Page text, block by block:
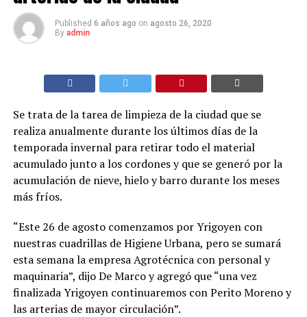
Published 6 años ago on agosto 26, 2020
By admin
Se trata de la tarea de limpieza de la ciudad que se
realiza anualmente durante los últimos días de la
temporada invernal para retirar todo el material
acumulado junto a los cordones y que se generó por la
acumulación de nieve, hielo y barro durante los meses
más fríos.
“Este 26 de agosto comenzamos por Yrigoyen con
nuestras cuadrillas de Higiene Urbana, pero se sumará
esta semana la empresa Agrotécnica con personal y
maquinaria”, dijo De Marco y agregó que “una vez
finalizada Yrigoyen continuaremos con Perito Moreno y
las arterias de mayor circulación”.